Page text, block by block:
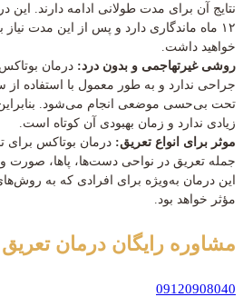
۱۲ ماه ماندگاری دارد و پس از این مدت نیاز
خواهید داشت.
روشی غیرتهاجمی و بدون درد: درمان بوتاکس
جراحی ندارد و به طور معمول با استفاده از
تحت بی‌حسی موضعی انجام می‌شود.
زیادی ندارد و زمان بهبودی آن کوتاه است.
موثر برای انواع تعریق: درمان بوتاکس برای
جمله تعریق در نواحی دست‌ها، پاها، صورت
این درمان به‌ویژه برای افرادی که به
مؤثر خواهد بود.
مشاوره رایگان درمان تعریق
09120908040